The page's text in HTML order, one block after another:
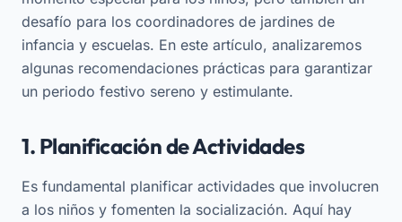
desafío para los coordinadores de jardines de
infancia y escuelas. En este artículo, analizaremos
algunas recomendaciones prácticas para garantizar
un periodo festivo sereno y estimulante.
1. Planificación de Actividades
Es fundamental planificar actividades que involucren
a los niños y fomenten la socialización. Aquí hay